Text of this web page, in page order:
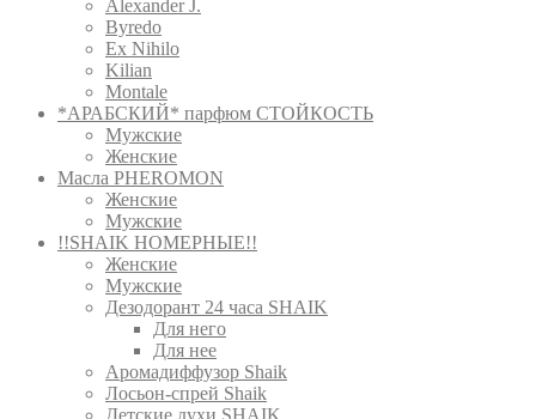
Alexander J.
Byredo
Ex Nihilo
Kilian
Montale
*АРАБСКИЙ* парфюм СТОЙКОСТЬ
Мужские
Женские
Масла PHEROMON
Женские
Мужские
!!SHAIK НОМЕРНЫЕ!!
Женские
Мужские
Дезодорант 24 часа SHAIK
Для него
Для нее
Аромадиффузор Shaik
Лосьон-спрей Shaik
Детские духи SHAIK